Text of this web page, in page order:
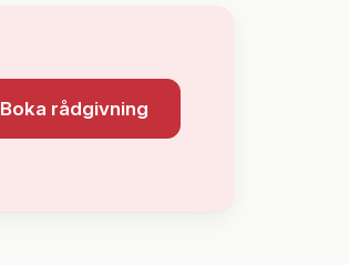
Boka rådgivning